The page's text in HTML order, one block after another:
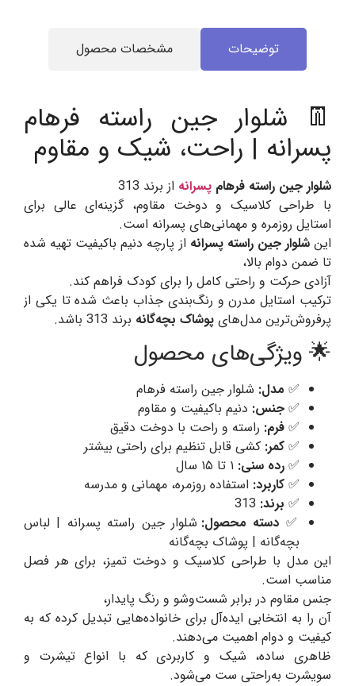
توضیحات مشخصات محصول
👖 شلوار جین راسته فرهام
پسرانه | راحت، شیک و مقاوم
شلوار جین راسته فرهام پسرانه از برند 313
با طراحی کلاسیک و دوخت مقاوم، گزینه‌ای عالی برای
استایل روزمره و مهمانی‌های پسرانه است.
اینشلوار جین راسته پسرانه از پارچه دنیم باکیفیت تهیه شده
تا ضمن دوام بالا،
آزادی حرکت و راحتی کامل را برای کودک فراهم کند.
ترکیب استایل مدرن و رنگ‌بندی جذاب باعث شده تا یکی از
پرفروش‌ترین مدل‌های پوشاک بچه‌گانه برند 313 باشد.
🌟 ویژگی‌های محصول
✅ مدل: شلوار جین راسته فرهام
✅ جنس: دنیم باکیفیت و مقاوم
✅ فرم: راسته و راحت با دوخت دقیق
✅ کمر: کشی قابل تنظیم برای راحتی بیشتر
✅ رده سنی:
✅ کاربرد: استفاده روزمره، مهمانی و مدرسه
✅ برند:
✅ دسته محصول: شلوار جین راسته پسرانه | لباس
بچه‌گانه | پوشاک بچه‌گانه
این مدل با طراحی کلاسیک و دوخت تمیز، برای هر فصل
مناسب است.
جنس مقاوم در برابر شست‌وشو و رنگ پایدار،
آن را به انتخابی ایده‌آل برای خانواده‌هایی تبدیل کرده که به
کیفیت و دوام اهمیت می‌دهند.
ظاهری ساده، شیک و کاربردی که با انواع تیشرت و
سویشرت به‌راحتی ست می‌شود.